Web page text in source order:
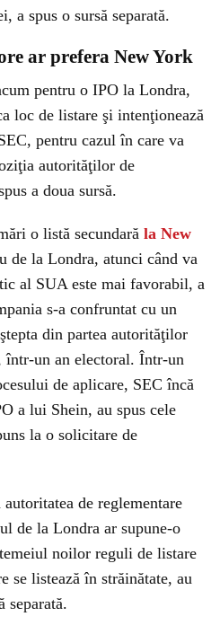
a spus o sursă separată.
ar prefera New York
pentru o IPO la Londra,
loc de listare şi intenţionează
pentru cazul în care va
autorităţilor de
a doua sursă.
o listă secundară la New
de la Londra, atunci când va
al SUA este mai favorabil, a
s-a confruntat cu un
din partea autorităţilor
într-un an electoral. Într-un
de aplicare, SEC încă
a lui Shein, au spus cele
la o solicitare de
de reglementare
de la Londra ar supune-o
noilor reguli de listare
se listează în străinătate, au
separată.